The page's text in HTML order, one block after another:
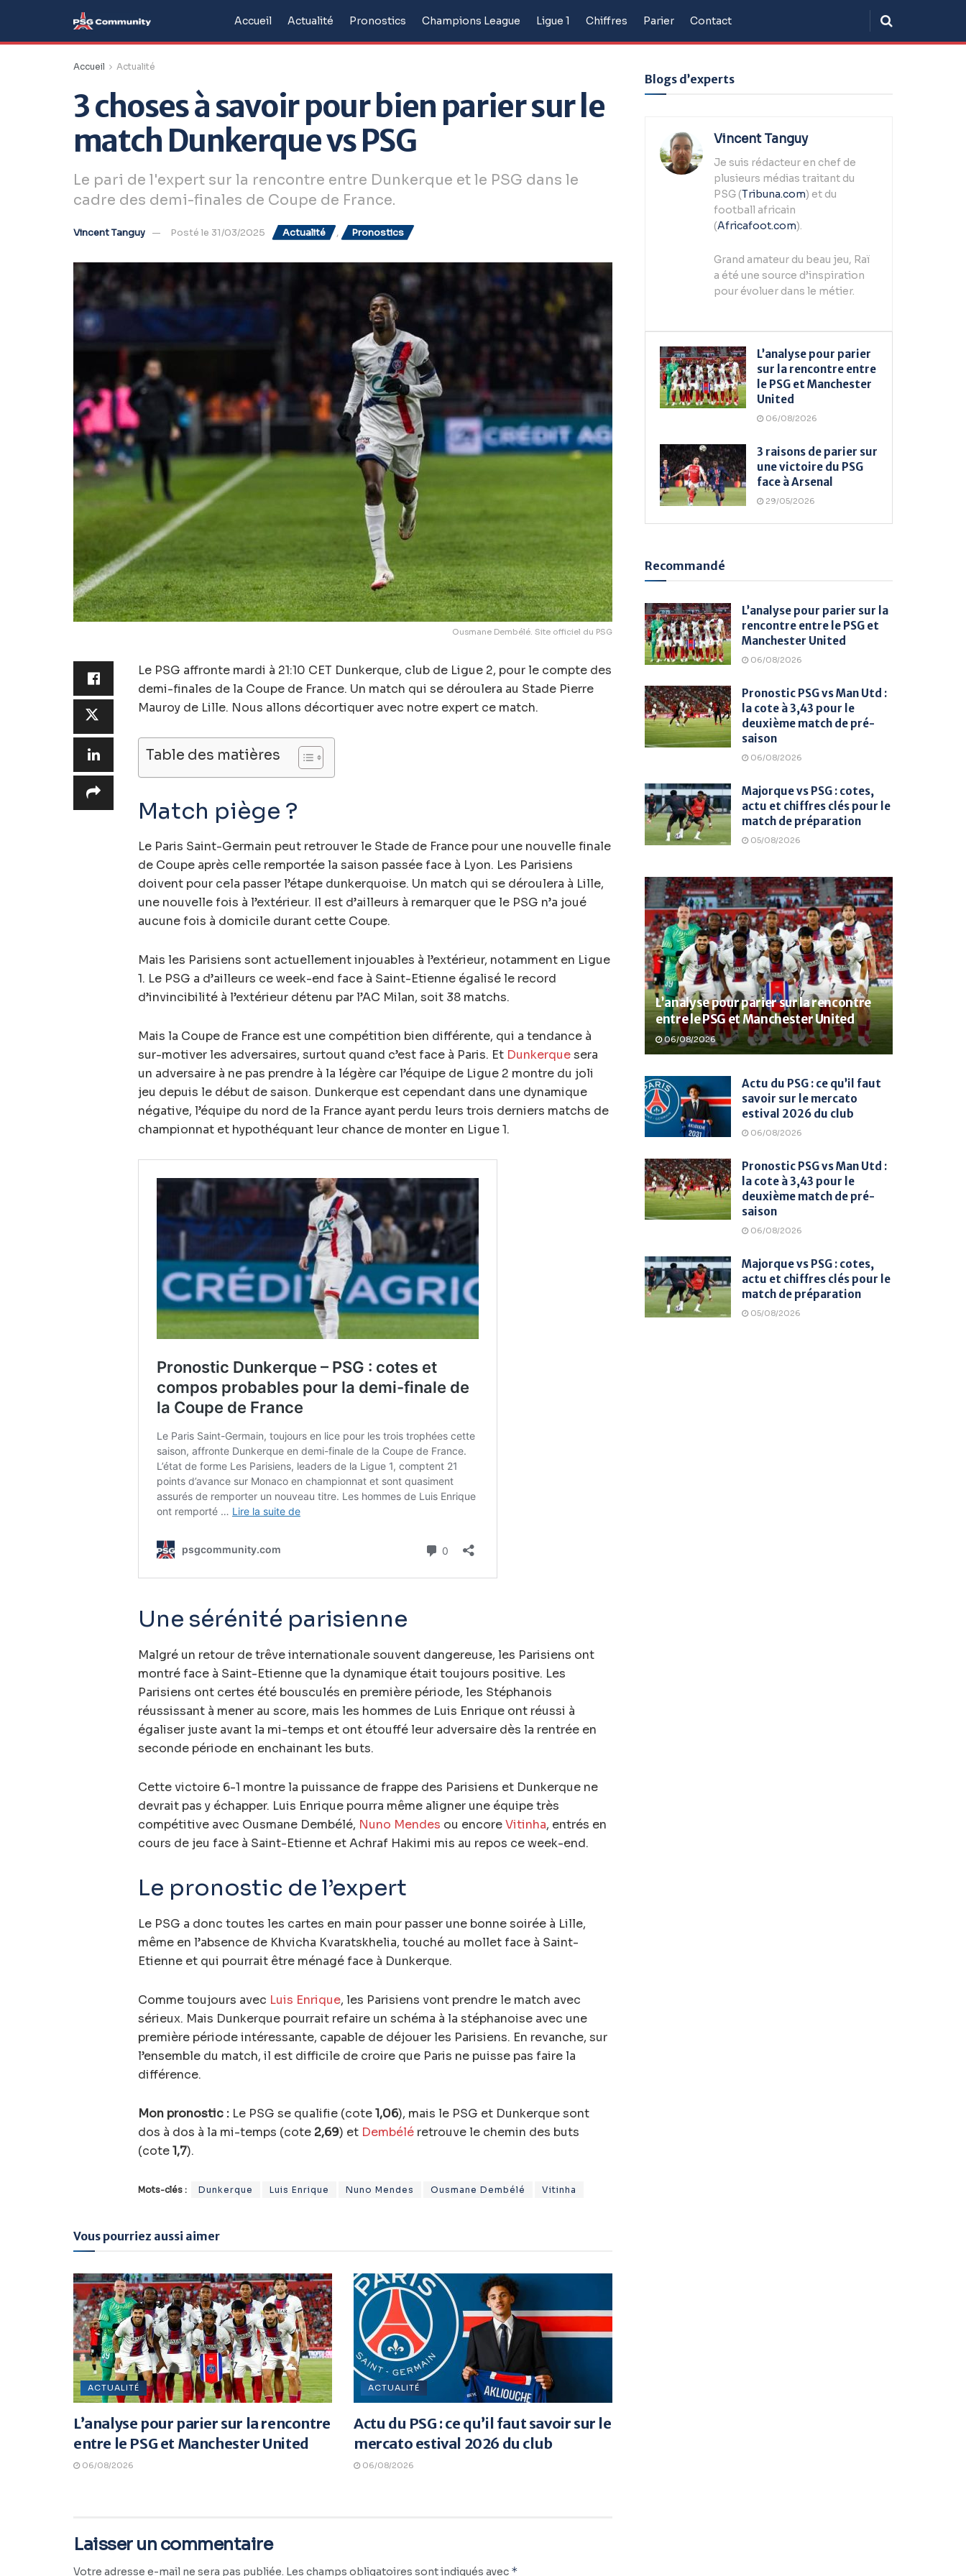
Accueil Actualité Pronostics Champions League Ligue 1 Chiffres Parier Contact
Accueil Actualité
3 choses à savoir pour bien parier sur le
match Dunkerque vs PSG
Le pari de l'expert sur la rencontre entre Dunkerque et le PSG dans le
cadre des demi-finales de Coupe de France.
Vincent Tanguy Posté le 31/03/2025 Actualité , Pronostics
Ousmane Dembélé. Site officiel du PSG
Le PSG affronte mardi à 21:10 CET Dunkerque, club de Ligue 2, pour le compte des
demi-finales de la Coupe de France. Un match qui se déroulera au Stade Pierre
Mauroy de Lille. Nous allons décortiquer avec notre expert ce match.
Table des matières
Match piège ?
Le Paris Saint-Germain peut retrouver le Stade de France pour une nouvelle finale
de Coupe après celle remportée la saison passée face à Lyon. Les Parisiens
doivent pour cela passer l’étape dunkerquoise. Un match qui se déroulera à Lille,
une nouvelle fois à l’extérieur. Il est d’ailleurs à remarquer que le PSG n’a joué
aucune fois à domicile durant cette Coupe.
Mais les Parisiens sont actuellement injouables à l’extérieur, notamment en Ligue
1. Le PSG a d’ailleurs ce week-end face à Saint-Etienne égalisé le record
d’invincibilité à l’extérieur détenu par l’AC Milan, soit 38 matchs.
Mais la Coupe de France est une compétition bien différente, qui a tendance à
sur-motiver les adversaires, surtout quand c’est face à Paris. Et Dunkerquesera
un adversaire à ne pas prendre à la légère car l’équipe de Ligue 2 montre du joli
jeu depuis le début de saison. Dunkerque est cependant dans une dynamique
négative, l’équipe du nord de la France ayant perdu leurs trois derniers matchs de
championnat et hypothéquant leur chance de monter en Ligue 1.
Une sérénité parisienne
Malgré un retour de trêve internationale souvent dangereuse, les Parisiens ont
montré face à Saint-Etienne que la dynamique était toujours positive. Les
Parisiens ont certes été bousculés en première période, les Stéphanois
réussissant à mener au score, mais les hommes de Luis Enrique ont réussi à
égaliser juste avant la mi-temps et ont étouffé leur adversaire dès la rentrée en
seconde période en enchainant les buts.
Cette victoire 6-1 montre la puissance de frappe des Parisiens et Dunkerque ne
devrait pas y échapper. Luis Enrique pourra même aligner une équipe très
compétitive avec Ousmane Dembélé, Nuno Mendes ou encoreVitinha, entrés en
cours de jeu face à Saint-Etienne et Achraf Hakimi mis au repos ce week-end.
Le pronostic de l’expert
Le PSG a donc toutes les cartes en main pour passer une bonne soirée à Lille,
même en l’absence de Khvicha Kvaratskhelia, touché au mollet face à Saint-
Etienne et qui pourrait être ménagé face à Dunkerque.
Comme toujours avec Luis Enrique, les Parisiens vont prendre le match avec
sérieux. Mais Dunkerque pourrait refaire un schéma à la stéphanoise avec une
première période intéressante, capable de déjouer les Parisiens. En revanche, sur
l’ensemble du match, il est difficile de croire que Paris ne puisse pas faire la
différence.
Mon pronostic : Le PSG se qualifie (cote1,06), mais le PSG et Dunkerque sont
dos à dos à la mi-temps (cote 2,69) et Dembélé retrouve le chemin des buts
(cote1,7).
Mots-clés : Dunkerque Luis Enrique Nuno Mendes Ousmane Dembélé Vitinha
Vous pourriez aussi aimer
ACTUALITÉ
L’analyse pour parier sur la rencontre
entre le PSG et Manchester United
06/08/2026
ACTUALITÉ
Actu du PSG : ce qu’il faut savoir sur le
mercato estival 2026 du club
06/08/2026
Laisser un commentaire
Votre adresse e-mail ne sera pas publiée. Les champs obligatoires sont indiqués avec *
Blogs d’experts
Vincent Tanguy
Je suis rédacteur en chef de
plusieurs médias traitant du
PSG (Tribuna.com) et du
football africain
(Africafoot.com).
Grand amateur du beau jeu, Raï
a été une source d’inspiration
pour évoluer dans le métier.
L’analyse pour parier
sur la rencontre entre
le PSG et Manchester
United
06/08/2026
3 raisons de parier sur
une victoire du PSG
face à Arsenal
29/05/2026
Recommandé
L’analyse pour parier sur la
rencontre entre le PSG et
Manchester United
06/08/2026
Pronostic PSG vs Man Utd :
la cote à 3,43 pour le
deuxième match de pré-
saison
06/08/2026
Majorque vs PSG : cotes,
actu et chiffres clés pour le
match de préparation
05/08/2026
L’analyse pour parier sur la rencontre
entre le PSG et Manchester United
06/08/2026
Actu du PSG : ce qu’il faut
savoir sur le mercato
estival 2026 du club
06/08/2026
Pronostic PSG vs Man Utd :
la cote à 3,43 pour le
deuxième match de pré-
saison
06/08/2026
Majorque vs PSG : cotes,
actu et chiffres clés pour le
match de préparation
05/08/2026